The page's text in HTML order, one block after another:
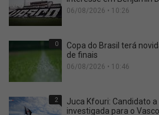
06/08/2026 • 10:26
0
Copa do Brasil terá
de finais
06/08/2026 • 10:46
2
Juca Kfouri: Candidato
investigada para o Vasco